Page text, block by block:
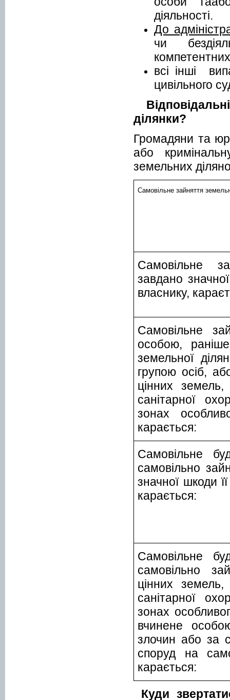
діяльності.
До
чи
всі інші
цивільного
ділянки?
Громадяни та
або
земельних
Самовільне зайняття
Самовільне
завдано
власнику,
Самовільне
особою,
земельної
групою осіб,
цінних
санітарної
зонах
карається:
Самовільне
самовільно
значної шкоди
карається:
Самовільне
самовільно
цінних
санітарної
зонах
вчинене
злочин або за
споруд на
карається:
Куди